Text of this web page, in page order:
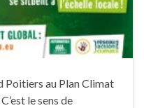
Poitiers au Plan Climat
le sens de